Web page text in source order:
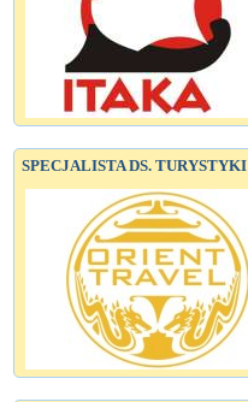
SPECJALISTA DS. TURYSTYKI